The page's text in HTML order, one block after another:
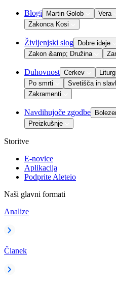
Blogi Martin Golob Vera
Zakonca Kosi
Življenjski slog Dobre ideje
Zakon &amp; Družina
Duhovnost Cerkev
Po smrti
Svetišča in
Zakramenti
Navdihujoče zgodbe
Preizkušnje
Storitve
E-novice
Aplikacija
Podprite Aleteio
Naši glavni formati
Analize
Članek